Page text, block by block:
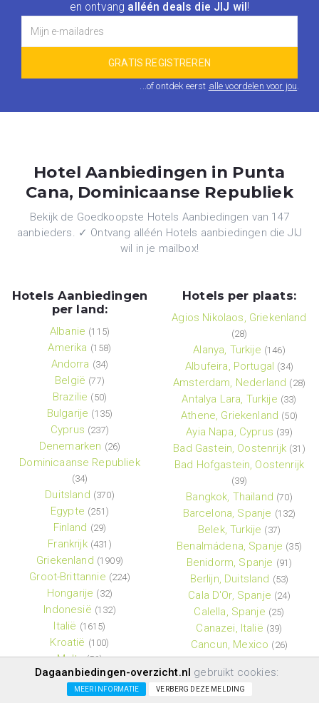
en ontvang alléén deals die JIJ wil !
...of ontdek eerst alle voordelen voor jou.
Hotel Aanbiedingen in Punta
Cana, Dominicaanse Republiek
Bekijk de Goedkoopste Hotels Aanbiedingen van 147
aanbieders. ✓ Ontvang alléén Hotels aanbiedingen die JIJ
wil in je mailbox!
Hotels Aanbiedingen
per land:
Albanie (115)
Amerika (158)
Andorra (34)
België (77)
Brazilie (50)
Bulgarije (135)
Cyprus (237)
Denemarken (26)
Dominicaanse Republiek
(34)
Duitsland (370)
Egypte (251)
Finland (29)
Frankrijk (431)
Griekenland (1909)
Groot-Brittannie (224)
Hongarije (32)
Indonesië (132)
Italië (1615)
Kroatië (100)
Malta (56)
Marokko (114)
Mauritius (26)
Hotels per plaats:
Agios Nikolaos, Griekenland
(28)
Alanya, Turkije (146)
Albufeira, Portugal (34)
Amsterdam, Nederland (28)
Antalya Lara, Turkije (33)
Athene, Griekenland (50)
Ayia Napa, Cyprus (39)
Bad Gastein, Oostenrijk (31)
Bad Hofgastein, Oostenrijk
(39)
Bangkok, Thailand (70)
Barcelona, Spanje (132)
Belek, Turkije (37)
Benalmádena, Spanje (35)
Benidorm, Spanje (91)
Berlijn, Duitsland (53)
Cala D'Or, Spanje (24)
Calella, Spanje (25)
Canazei, Italië (39)
Cancun, Mexico (26)
Chersonissos, Griekenland
(56)
Corralejo, Spanje
Dagaanbiedingen-overzicht.nl gebruikt cookies:
MEER INFORMATIE VERBERG DEZE MELDING